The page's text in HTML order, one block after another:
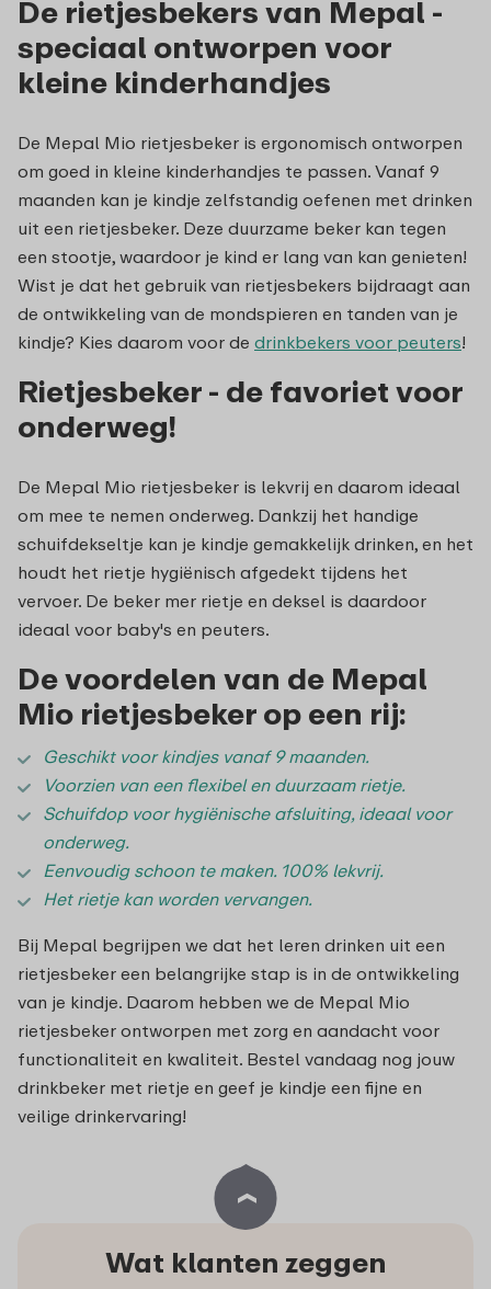
De rietjesbekers van Mepal -
speciaal ontworpen voor
kleine kinderhandjes
De Mepal Mio rietjesbeker is ergonomisch ontworpen
om goed in kleine kinderhandjes te passen. Vanaf 9
maanden kan je kindje zelfstandig oefenen met drinken
uit een rietjesbeker. Deze duurzame beker kan tegen
een stootje, waardoor je kind er lang van kan genieten!
Wist je dat het gebruik van rietjesbekers bijdraagt aan
de ontwikkeling van de mondspieren en tanden van je
kindje? Kies daarom voor de drinkbekers voor peuters!
Rietjesbeker - de favoriet voor
onderweg!
De Mepal Mio rietjesbeker is lekvrij en daarom ideaal
om mee te nemen onderweg. Dankzij het handige
schuifdekseltje kan je kindje gemakkelijk drinken, en het
houdt het rietje hygiënisch afgedekt tijdens het
vervoer. De beker mer rietje en deksel is daardoor
ideaal voor baby's en peuters.
De voordelen van de Mepal
Mio rietjesbeker op een rij:
Geschikt voor kindjes vanaf 9 maanden.
Voorzien van een flexibel en duurzaam rietje.
Schuifdop voor hygiënische afsluiting, ideaal voor
onderweg.
Eenvoudig schoon te maken. 100% lekvrij.
Het rietje kan worden vervangen.
Bij Mepal begrijpen we dat het leren drinken uit een
rietjesbeker een belangrijke stap is in de ontwikkeling
van je kindje. Daarom hebben we de Mepal Mio
rietjesbeker ontworpen met zorg en aandacht voor
functionaliteit en kwaliteit. Bestel vandaag nog jouw
drinkbeker met rietje en geef je kindje een fijne en
veilige drinkervaring!
Wat klanten zeggen